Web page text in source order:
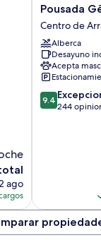
ago
Pousada
Gênesis
Centro
de
Arraial
do
Cabo
Pousada
Centro de
Alberca
Desayuno
Acepta
9.4
de
9.4
244